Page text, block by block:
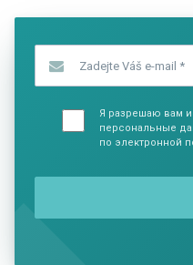
Я разрешаю вам
персональные
по электронной